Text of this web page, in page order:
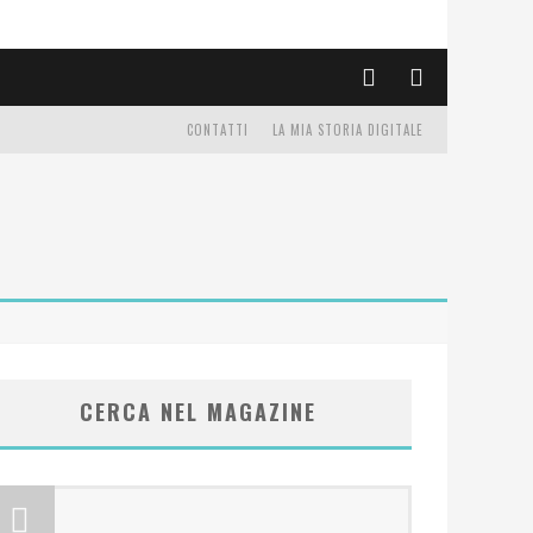
LA MIA STORIA DIGITALE
CONTATTI
CERCA NEL MAGAZINE